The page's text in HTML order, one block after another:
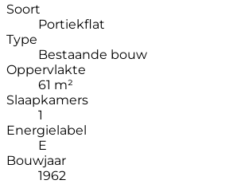
Soort
Portiekflat
Type
Bestaande bouw
Oppervlakte
61 m²
Slaapkamers
1
Energielabel
E
Bouwjaar
1962